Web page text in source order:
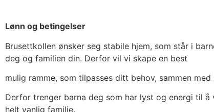
Lønn og betingelser
Brusettkollen ønsker seg stabile hjem, som står i
deg og familien din. Derfor vil vi skape en best
mulig ramme, som tilpasses ditt behov, sammen
Derfor trenger barna deg som har lyst og energi til
helt vanlig familie.